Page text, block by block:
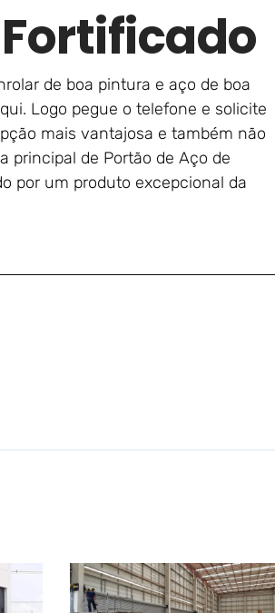
de boa pintura e aço de boa
Logo pegue o telefone e solicite
mais vantajosa e também não
principal de Portão de Aço de
por um produto excepcional da